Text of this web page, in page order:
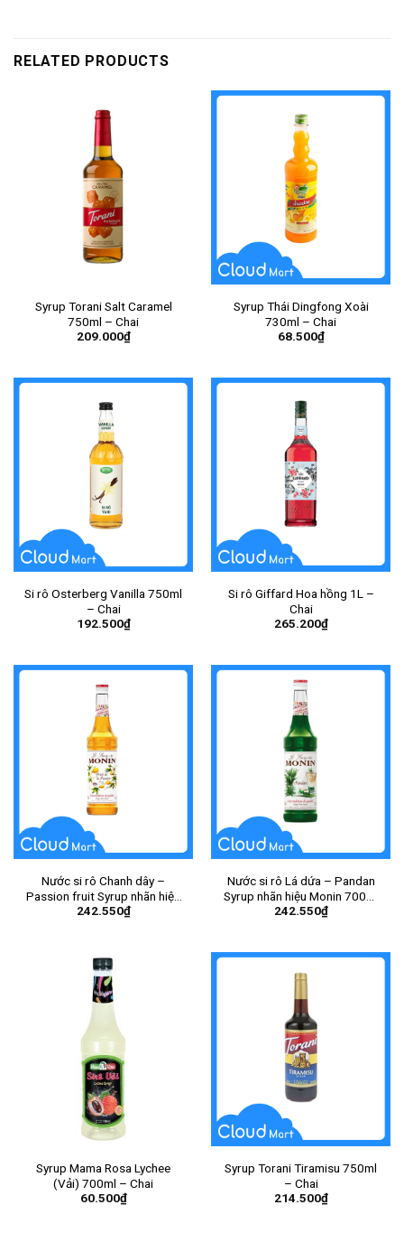
RELATED PRODUCTS
Syrup Torani Salt Caramel
750ml – Chai
209.000₫
Syrup Thái Dingfong Xoài
730ml – Chai
68.500₫
Si rô Osterberg Vanilla 750ml
– Chai
192.500₫
Si rô Giffard Hoa hồng 1L –
Chai
265.200₫
Nước si rô Chanh dây –
Passion fruit Syrup nhãn hiệu
Monin 700ml – Chai
242.550₫
Nước si rô Lá dứa – Pandan
Syrup nhãn hiệu Monin 700ml
– Chai
242.550₫
Syrup Mama Rosa Lychee
(Vải) 700ml – Chai
60.500₫
Syrup Torani Tiramisu 750ml
– Chai
214.500₫